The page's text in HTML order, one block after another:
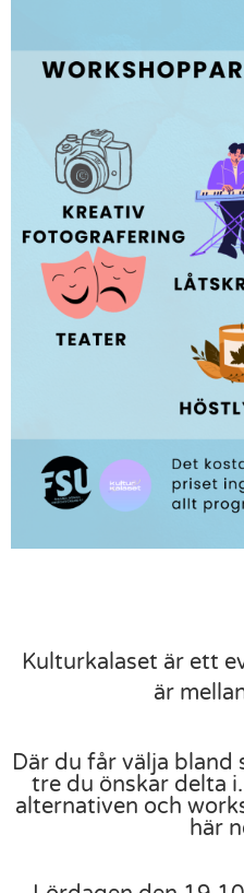
Kulturkalaset är ett
är
Där du får välja bland
tre du önskar delta
alternativen och
här